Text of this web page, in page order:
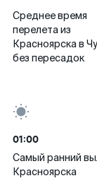
Среднее время
перелета из
Красноярска в
без пересадок
01:00
Самый ранний
Красноярска